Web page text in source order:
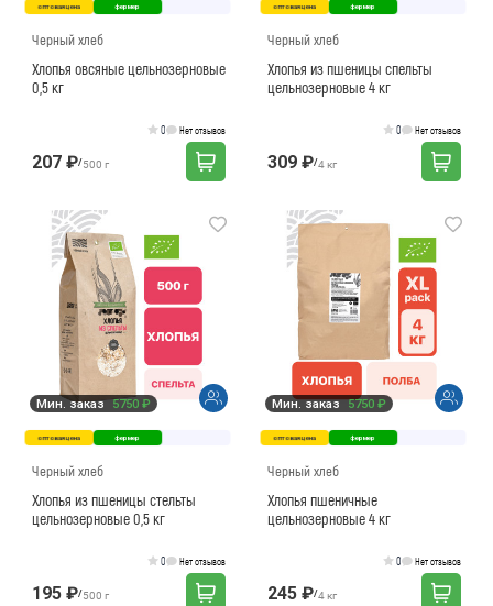
оптовая цена фермер
Черный хлеб
Хлопья овсяные цельнозерновые
0,5 кг
0 Нет отзывов
207 ₽/500 г
оптовая цена фермер
Черный хлеб
Хлопья из пшеницы спельты
цельнозерновые 4 кг
0 Нет отзывов
309 ₽/4 кг
Мин. заказ 5750 ₽
оптовая цена фермер
Черный хлеб
Хлопья из пшеницы стельты
цельнозерновые 0,5 кг
0 Нет отзывов
195 ₽/500 г
Мин. заказ 5750 ₽
оптовая цена фермер
Черный хлеб
Хлопья пшеничные
цельнозерновые 4 кг
0 Нет отзывов
245 ₽/4 кг
Как вернуть товар? Сроки доставки